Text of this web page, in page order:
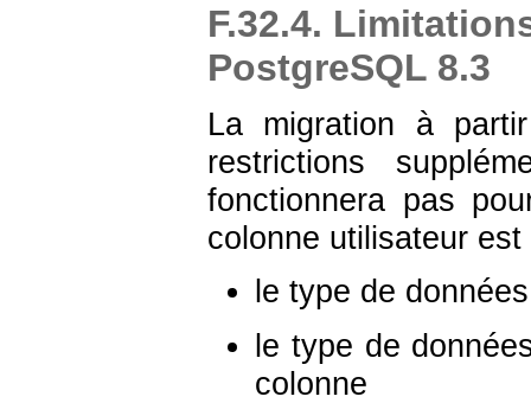
F.32.4.
PostgreSQL 8.3
La migration à
restrictions
fonctionnera pas
colonne utilisateur
le type de
le type de
colonne